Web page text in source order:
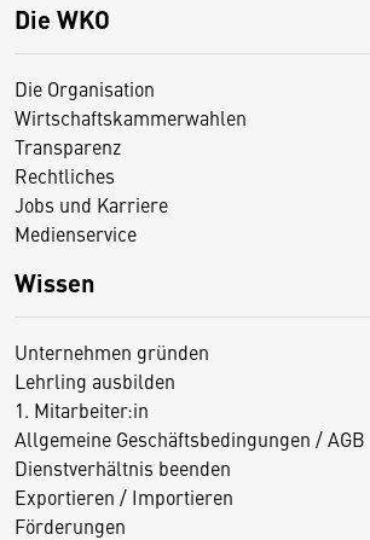
Die WKO
Die Organisation
Wirtschaftskammerwahlen
Transparenz
Rechtliches
Jobs und Karriere
Medienservice
Wissen
Unternehmen gründen
Lehrling ausbilden
1. Mitarbeiter:in
Allgemeine Geschäftsbedingungen / AGB
Dienstverhältnis beenden
Exportieren / Importieren
Förderungen